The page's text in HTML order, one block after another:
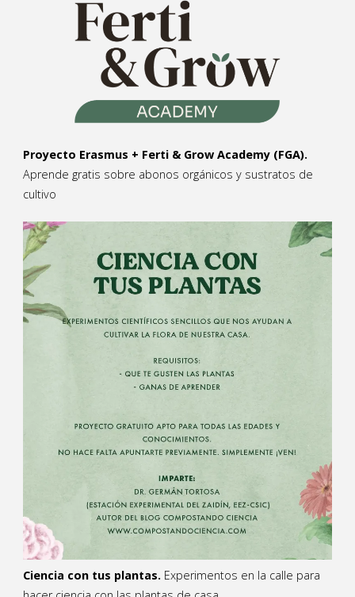
Proyecto Erasmus + Ferti & Grow Academy (FGA).
Aprende gratis sobre abonos orgánicos y sustratos de
cultivo
Ciencia con tus plantas. Experimentos en la calle para